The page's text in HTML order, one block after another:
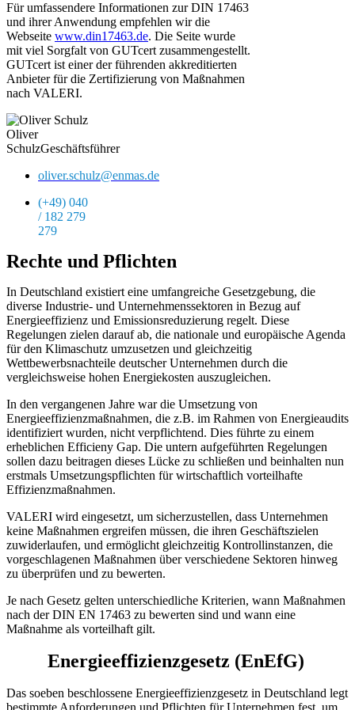
Für umfassendere Informationen zur DIN 17463
und ihrer Anwendung empfehlen wir die
Webseite www.din17463.de. Die Seite wurde
mit viel Sorgfalt von GUTcert zusammengestellt.
GUTcert ist einer der führenden akkreditierten
Anbieter für die Zertifizierung von Maßnahmen
nach VALERI.
Oliver
SchulzGeschäftsführer
oliver.schulz@enmas.de
(+49) 040
/ 182 279
279
Rechte und Pflichten
In Deutschland existiert eine umfangreiche Gesetzgebung, die
diverse Industrie- und Unternehmenssektoren in Bezug auf
Energieeffizienz und Emissionsreduzierung regelt. Diese
Regelungen zielen darauf ab, die nationale und europäische Agenda
für den Klimaschutz umzusetzen und gleichzeitig
Wettbewerbsnachteile deutscher Unternehmen durch die
vergleichsweise hohen Energiekosten auszugleichen.
In den vergangenen Jahre war die Umsetzung von
Energieeffizienzmaßnahmen, die z.B. im Rahmen von Energieaudits
identifiziert wurden, nicht verpflichtend. Dies führte zu einem
erheblichen Efficieny Gap. Die untern aufgeführten Regelungen
sollen dazu beitragen dieses Lücke zu schließen und beinhalten nun
erstmals Umsetzungspflichten für wirtschaftlich vorteilhafte
Effizienzmaßnahmen.
VALERI wird eingesetzt, um sicherzustellen, dass Unternehmen
keine Maßnahmen ergreifen müssen, die ihren Geschäftszielen
zuwiderlaufen, und ermöglicht gleichzeitig Kontrollinstanzen, die
vorgeschlagenen Maßnahmen über verschiedene Sektoren hinweg
zu überprüfen und zu bewerten.
Je nach Gesetz gelten unterschiedliche Kriterien, wann Maßnahmen
nach der DIN EN 17463 zu bewerten sind und wann eine
Maßnahme als vorteilhaft gilt.
Energieeffizienzgesetz (EnEfG)
Das soeben beschlossene Energieeffizienzgesetz in Deutschland legt